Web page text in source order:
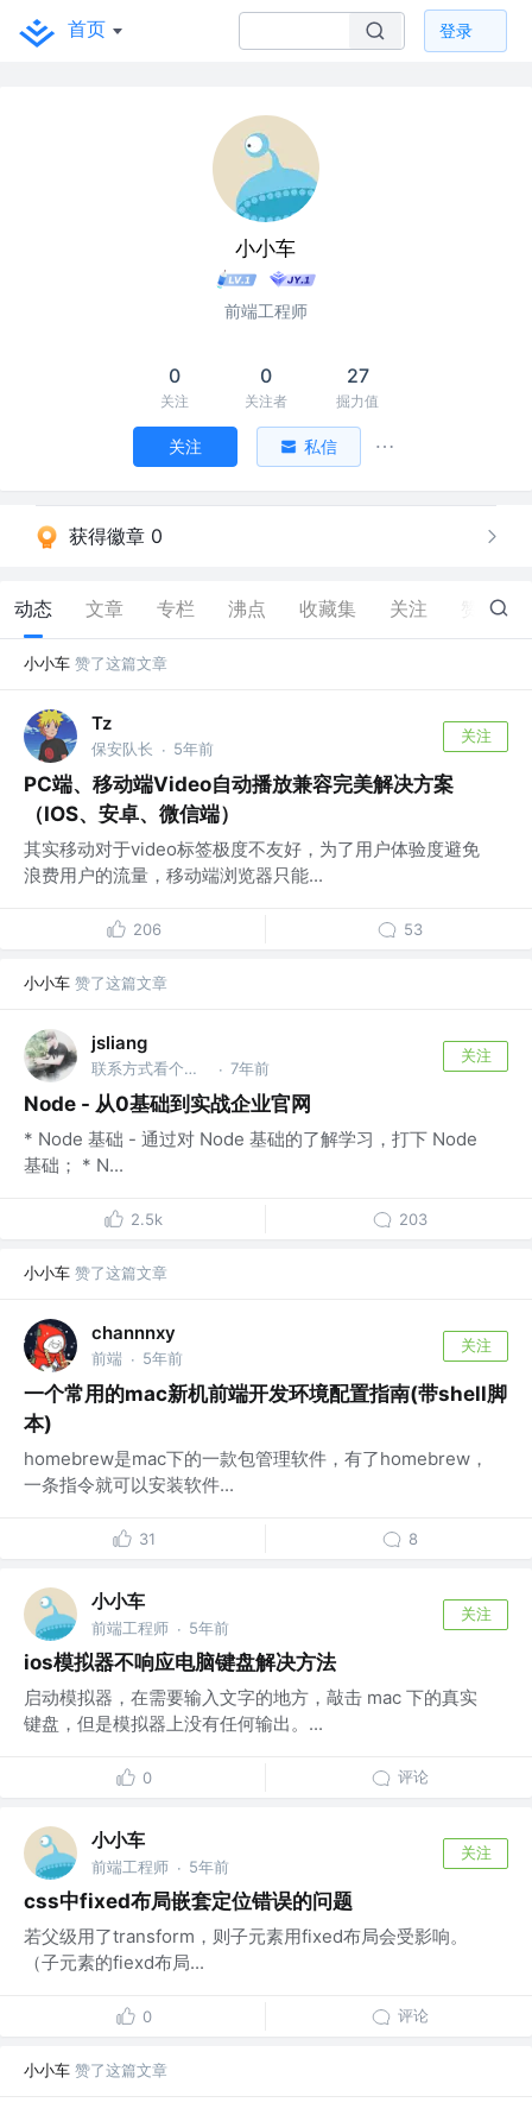
首页 登录
小小车
前端工程师
0
关注
0
关注者
27
掘力值
关注 私信
获得徽章 0
动态 文章 专栏 沸点 收藏集 关注 8
小小车 赞了这篇文章
Tz
保安队长 · 5年前
关注
PC端、移动端Video自动播放兼容完美解决方案
（IOS、安卓、微信端）
其实移动对于video标签极度不友好，为了用户体验度避免
浪费用户的流量，移动端浏览器只能...
206 53
小小车 赞了这篇文章
jsliang
联系方式看个人主页 @金山办公软件 · 7年前
关注
Node - 从0基础到实战企业官网
* Node 基础 - 通过对 Node 基础的了解学习，打下 Node
基础； * N...
2.5k 203
小小车 赞了这篇文章
channnxy
前端 · 5年前
关注
一个常用的mac新机前端开发环境配置指南(带shell脚
本)
homebrew是mac下的一款包管理软件，有了homebrew，
一条指令就可以安装软件...
31 8
小小车
前端工程师 · 5年前
关注
ios模拟器不响应电脑键盘解决方法
启动模拟器，在需要输入文字的地方，敲击 mac 下的真实
键盘，但是模拟器上没有任何输出。...
0 评论
小小车
前端工程师 · 5年前
关注
css中fixed布局嵌套定位错误的问题
若父级用了transform，则子元素用fixed布局会受影响。
（子元素的fiexd布局...
0 评论
小小车 赞了这篇文章